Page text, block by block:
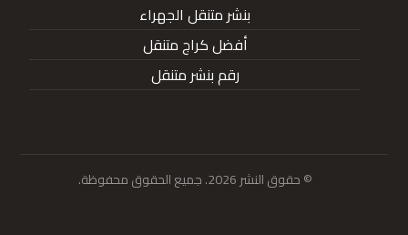
بنشر متنقل الجهراء
أفضل كراج متنقل
رقم بنشر متنقل
© حقوق النشر 2026. جميع الحقوق محفوظة.